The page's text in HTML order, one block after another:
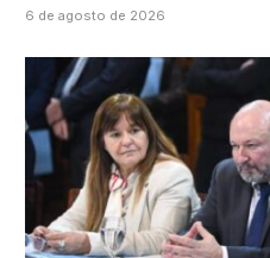
6 de agosto de 2026